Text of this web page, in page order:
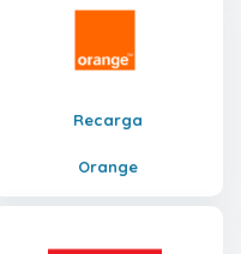
Recarga
Orange